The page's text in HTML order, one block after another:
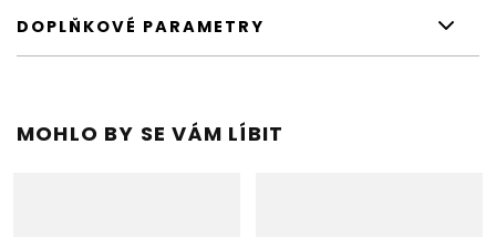
DOPLŇKOVÉ PARAMETRY
MOHLO BY SE VÁM LÍBIT